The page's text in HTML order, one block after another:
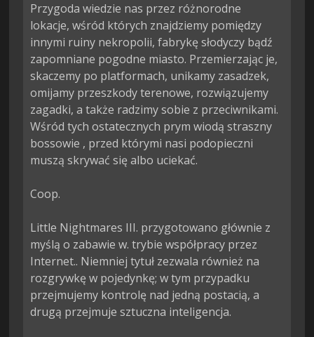
Przygoda wiedzie nas przez różnorodne
lokacje, wśród których znajdziemy pomiędzy
innymi ruiny nekropolii, fabrykę słodyczy bądź
zapomniane pogodne miasto. Przemierzając je,
skaczemy po platformach, unikamy zasadzek,
omijamy przeszkody terenowe, rozwiązujemy
zagadki, a także radzimy sobie z przeciwnikami.
Wśród tych ostatecznych prym wiodą straszny
bossowie , przed którymi nasi podopieczni
muszą skrywać się albo uciekać.
Coop.
Little Nightmares III. przygotowano głównie z
myślą o zabawie w. trybie współpracy przez
Internet.. Niemniej tytuł zezwala również na
rozgrywkę w pojedynkę; w tym przypadku
przejmujemy kontrolę nad jedną postacią, a
drugą przejmuje sztuczna inteligencja.